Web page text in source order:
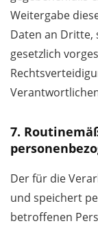
Weitergabe
Daten an Dritte,
gesetzlich
7.
Der für die
und speichert
betroffenen